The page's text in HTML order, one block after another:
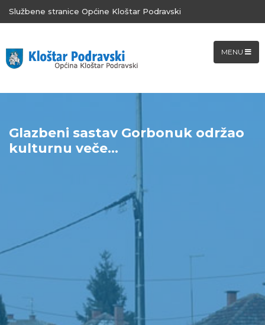
Službene stranice Općine Kloštar Podravski
MENU
Glazbeni sastav Gorbonuk održao
kulturnu veče...